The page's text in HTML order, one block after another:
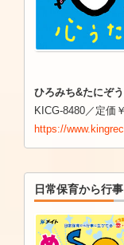
ひろみち&たにぞ
KICG-8480／定価
https://
日常保育から行